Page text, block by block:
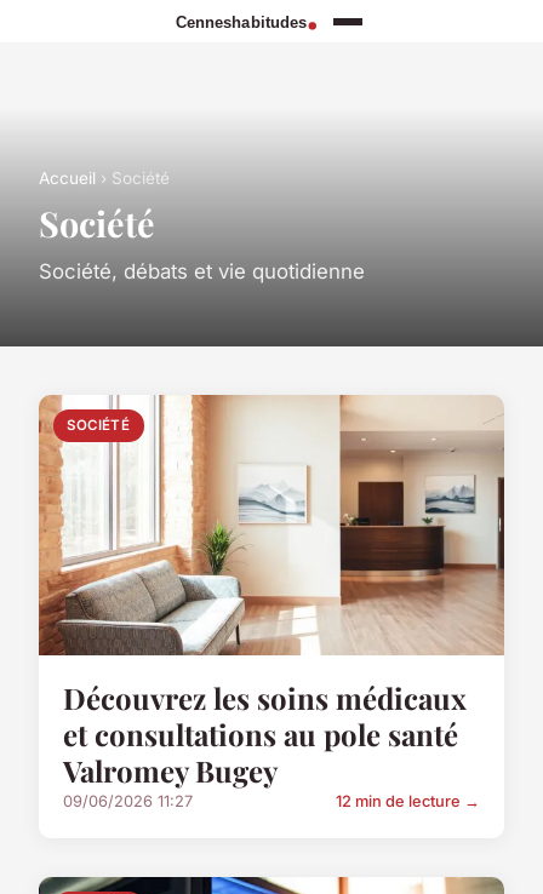
Accueil › Société
Société
Société, débats et vie quotidienne
SOCIÉTÉ
Découvrez les soins médicaux
et consultations au pole santé
Valromey Bugey
09/06/2026 11:27 12 min de lecture →